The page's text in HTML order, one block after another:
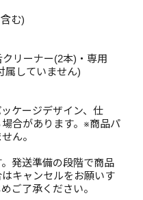
む)
リーナー(2本)・専用
属していません)
ケージデザイン、仕
合があります。※商品パ
ん。
発送準備の段階で商品
キャンセルをお願いす
ご了承ください。